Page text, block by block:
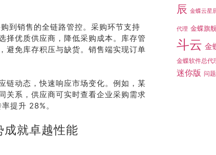
到销售的全链路管控。采购环节支持
择优质供应商，降低采购成本。库存管
避免库存积压与缺货。销售端实现订单
链动态，快速响应市场变化。例如，某
关系，供应商可实时查看企业采购需求
提升 28%。
成就卓越性能
辰 金蝶云星
代理 金蝶旗
斗云 金
金蝶软件总代
迷你版 问